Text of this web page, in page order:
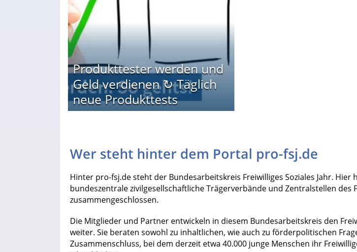
Produkttester werden und
Geld verdienen ↻ Täglich
neue Produkttests
Wer steht hinter dem Portal pro-fsj.de
Hinter pro-fsj.de steht der Bundesarbeitskreis Freiwilliges Soziales Jahr. Hier
bundeszentrale zivilgesellschaftliche Trägerverbände und Zentralstellen des
zusammengeschlossen.
Die Mitglieder und Partner entwickeln in diesem Bundesarbeitskreis den
weiter. Sie beraten sowohl zu inhaltlichen, wie auch zu förderpolitischen
Zusammenschluss, bei dem derzeit etwa 40.000 junge Menschen ihr
Arbeitslosengeld: